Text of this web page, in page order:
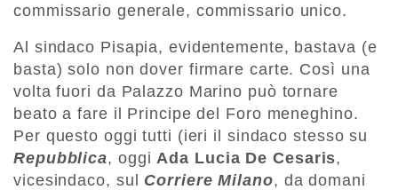
commissario generale, commissario unico.
Al sindaco Pisapia, evidentemente, bastava (e
basta) solo non dover firmare carte. Così una
volta fuori da Palazzo Marino può tornare
beato a fare il Principe del Foro meneghino.
Per questo oggi tutti (ieri il sindaco stesso su
Repubblica, oggi Ada Lucia De Cesaris,
vicesindaco, sul Corriere Milano, da domani